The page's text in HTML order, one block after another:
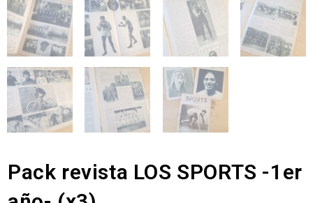
Pack revista LOS SPORTS -1er